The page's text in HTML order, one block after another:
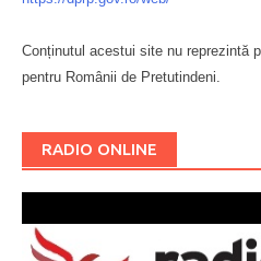
Conținutul acestui site nu reprezintă
pentru Românii de Pretutindeni.
RADIO ONLINE